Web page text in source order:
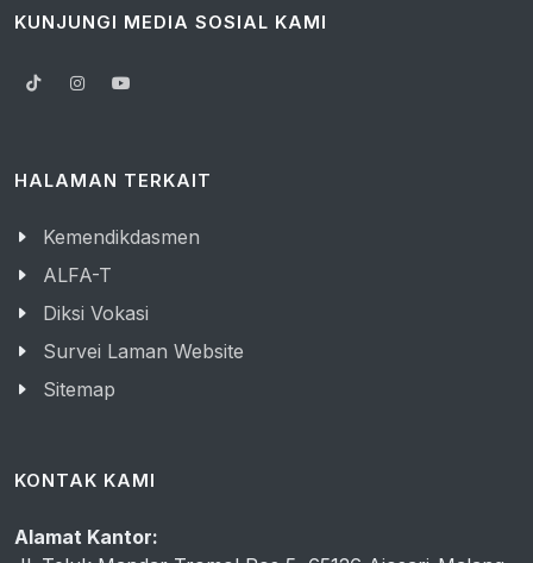
KUNJUNGI MEDIA SOSIAL KAMI
HALAMAN TERKAIT
Kemendikdasmen
ALFA-T
Diksi Vokasi
Survei Laman Website
Sitemap
KONTAK KAMI
Alamat Kantor: